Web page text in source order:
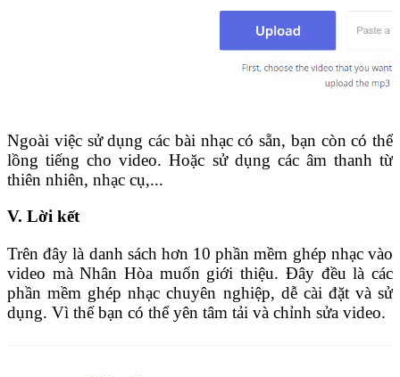
Ngoài việc sử dụng các bài nhạc có sẵn, bạn còn có thể
lồng tiếng cho video. Hoặc sử dụng các âm thanh từ
thiên nhiên, nhạc cụ,...
V. Lời kết
Trên đây là danh sách hơn 10 phần mềm ghép nhạc vào
video mà Nhân Hòa muốn giới thiệu. Đây đều là các
phần mềm ghép nhạc chuyên nghiệp, dễ cài đặt và sử
dụng. Vì thế bạn có thể yên tâm tải và chỉnh sửa video.